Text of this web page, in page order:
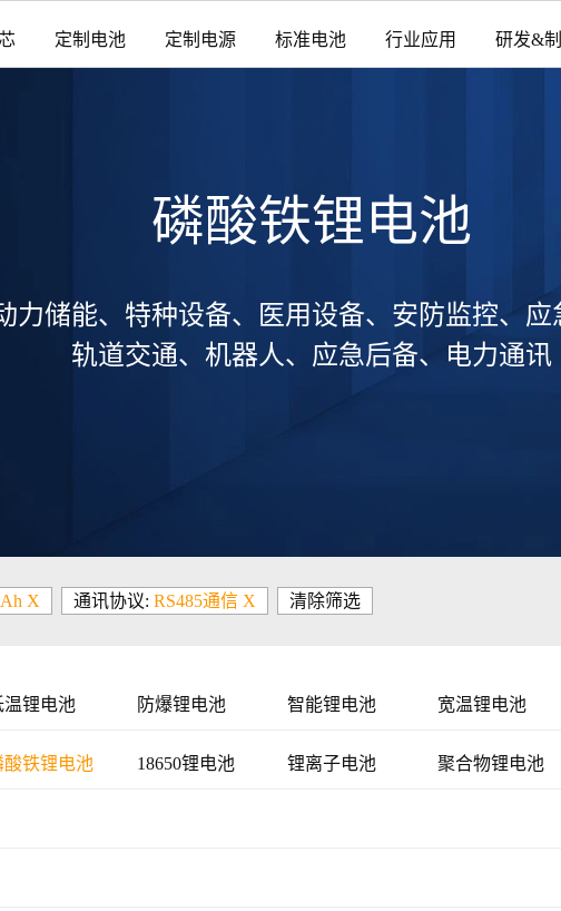
定制电池 定制电源 标准电池 行业应用 研发&
磷酸铁锂电池
力储能、特种设备、医用设备、安防监控、应
轨道交通、机器人、应急后备、电力通讯
X 通讯协议: RS485通信 X 清除筛选
温锂电池 防爆锂电池 智能锂电池 宽温锂电池
酸铁锂电池 18650锂电池 锂离子电池 聚合物锂电池